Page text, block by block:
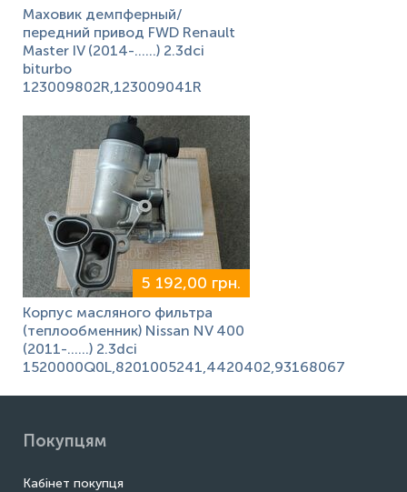
Маховик демпферный/
передний привод FWD Renault
Master IV (2014-……) 2.3dci
biturbo
123009802R,123009041R
5 192,00 грн.
Корпус масляного фильтра
(теплообменник) Nissan NV 400
(2011-......) 2.3dci
1520000Q0L,8201005241,4420402,93168067
Покупцям
Кабінет покупця